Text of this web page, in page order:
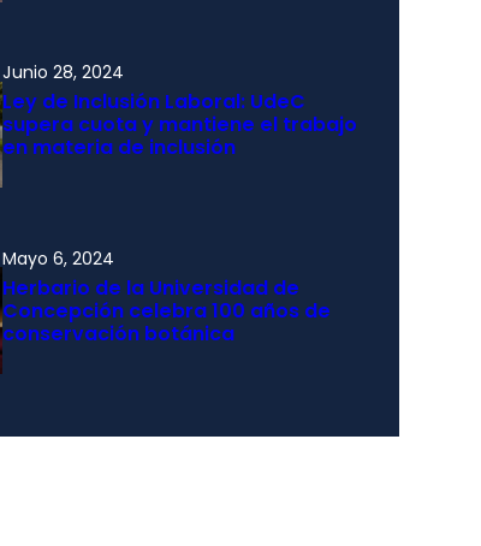
Junio 28, 2024
Ley de Inclusión Laboral: UdeC
supera cuota y mantiene el trabajo
en materia de inclusión
Mayo 6, 2024
Herbario de la Universidad de
Concepción celebra 100 años de
conservación botánica